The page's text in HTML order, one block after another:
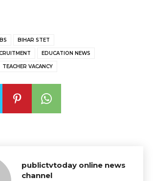
BIHAR STET
EDUCATION NEWS
TEACHER VACANCY
publictvtoday online news
channel